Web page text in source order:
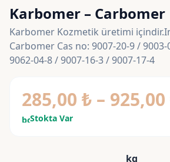
Karbomer – Carbomer
Karbomer Kozmetik üretimi
Carbomer Cas no: 9007-20-9 /
9062-04-8 / 9007-16-3 / 9007-17-4
285,00 ₺ – 925,00
boltStokta Var
kg